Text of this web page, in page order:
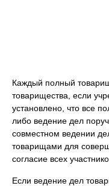
Каждый полный
товарищества, если
установлено, что все
либо ведение дел
совместном ведении
товарищами для
согласие всех
Если ведение дел